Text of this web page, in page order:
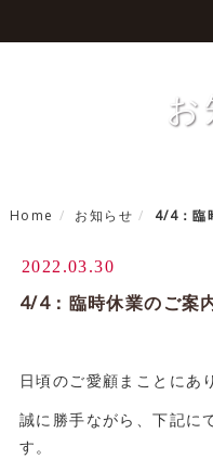
Home お知らせ 4/4：臨
2022.03.30
4/4：臨時休業のご案
日頃のご愛顧まことにあ
誠に勝手ながら、下記に
す。